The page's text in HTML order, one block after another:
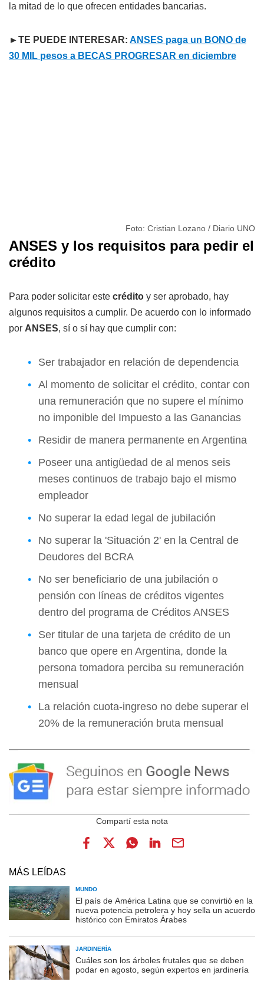
la mitad de lo que ofrecen entidades bancarias.
►TE PUEDE INTERESAR: ANSES paga un BONO de
30 MIL pesos a BECAS PROGRESAR en diciembre
Foto: Cristian Lozano / Diario UNO
ANSES y los requisitos para pedir el
crédito
Para poder solicitar este crédito y ser aprobado, hay
algunos requisitos a cumplir. De acuerdo con lo informado
por ANSES, sí o sí hay que cumplir con:
Ser trabajador en relación de dependencia
Al momento de solicitar el crédito, contar con
una remuneración que no supere el mínimo
no imponible del Impuesto a las Ganancias
Residir de manera permanente en Argentina
Poseer una antigüedad de al menos seis
meses continuos de trabajo bajo el mismo
empleador
No superar la edad legal de jubilación
No superar la 'Situación 2' en la Central de
Deudores del BCRA
No ser beneficiario de una jubilación o
pensión con líneas de créditos vigentes
dentro del programa de Créditos ANSES
Ser titular de una tarjeta de crédito de un
banco que opere en Argentina, donde la
persona tomadora perciba su remuneración
mensual
La relación cuota-ingreso no debe superar el
20% de la remuneración bruta mensual
MÁS LEÍDAS
MUNDO
El país de América Latina que se convirtió en la
nueva potencia petrolera y hoy sella un acuerdo
histórico con Emiratos Árabes
JARDINERÍA
Cuáles son los árboles frutales que se deben
podar en agosto, según expertos en jardinería